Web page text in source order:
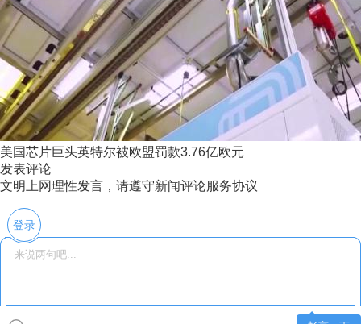
美国芯片巨头英特尔被欧盟罚款3.76亿欧元
发表评论
文明上网理性发言，请遵守新闻评论服务协议
登录